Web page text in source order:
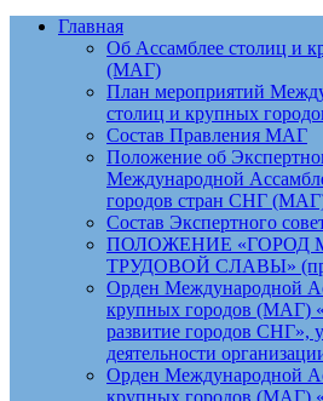
Главная
Об Ассамблее столиц и
(МАГ)
План мероприятий
столиц и крупных
Состав Правления МАГ
Положение об
Международной
городов стран СНГ
Состав Экспертного
ПОЛОЖЕНИЕ «ГОРОД
ТРУДОВОЙ СЛАВЫ»
Орден Международной
крупных городов (МАГ)
развитие городов СНГ»,
деятельности
Орден Международной
крупных городов (МАГ)